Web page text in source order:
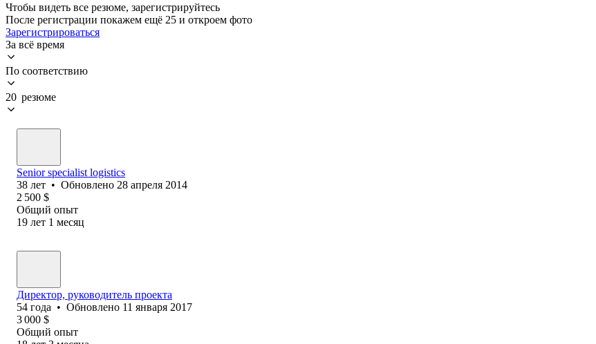
Чтобы видеть все резюме, зарегистрируйтесь
После регистрации покажем ещё 25 и откроем фото
Зарегистрироваться
За всё время
По соответствию
20 резюме
Senior specialist logistics
38 лет • Обновлено 28 апреля 2014
2 500 $
Общий опыт
19 лет 1 месяц
Директор, руководитель проекта
54 года • Обновлено 11 января 2017
3 000 $
Общий опыт